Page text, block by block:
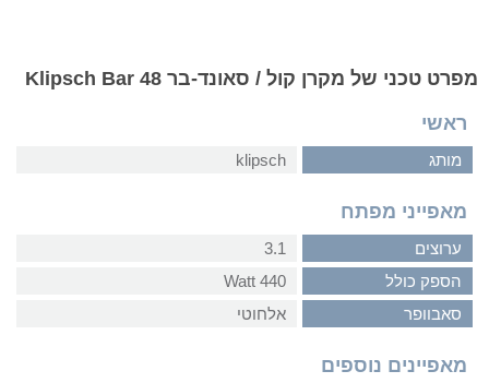
מפרט טכני של מקרן קול / סאונד-בר Klipsch Bar 48
ראשי
מותג klipsch
מאפייני מפתח
ערוצים
3.1
הספק כולל
440 Watt
סאבוופר
אלחוטי
מאפיינים נוספים